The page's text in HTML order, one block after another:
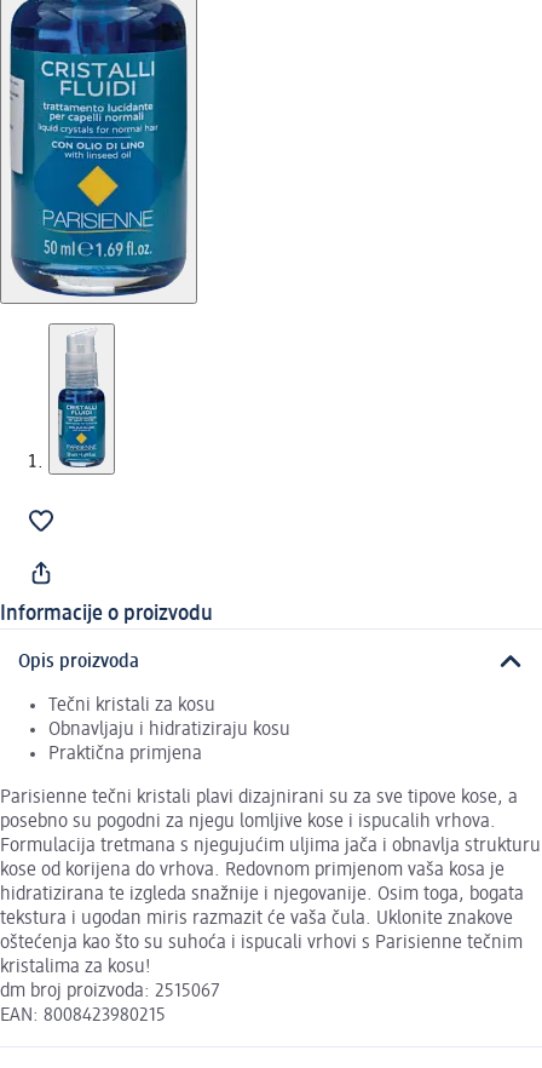
Informacije o proizvodu
Opis proizvoda
Tečni kristali za kosu
Obnavljaju i hidratiziraju kosu
Praktična primjena
Parisienne tečni kristali plavi dizajnirani su za sve tipove kose, a
posebno su pogodni za njegu lomljive kose i ispucalih vrhova.
Formulacija tretmana s njegujućim uljima jača i obnavlja strukturu
kose od korijena do vrhova. Redovnom primjenom vaša kosa je
hidratizirana te izgleda snažnije i njegovanije. Osim toga, bogata
tekstura i ugodan miris razmazit će vaša čula. Uklonite znakove
oštećenja kao što su suhoća i ispucali vrhovi s Parisienne tečnim
kristalima za kosu!
dm broj proizvoda: 2515067
EAN: 8008423980215